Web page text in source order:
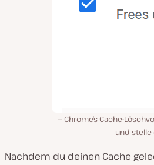
Chrome’s Cache-
und stelle
Nachdem du deinen Cache